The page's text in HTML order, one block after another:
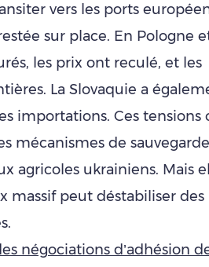
vers les ports
sur place. En Pologne
les prix ont reculé, et les
La Slovaquie a
importations. Ces tensions
mécanismes de
agricoles ukrainiens. Mais
massif peut déstabiliser des
négociations d’adhésion